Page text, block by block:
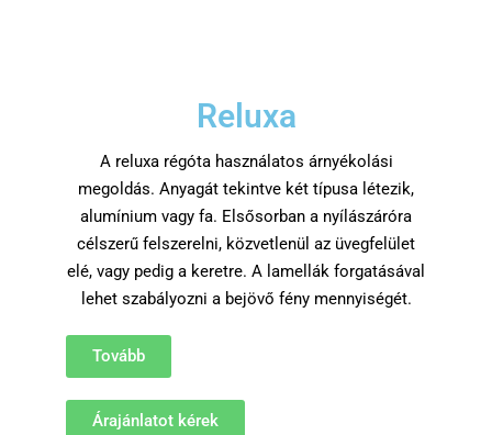
Reluxa
A reluxa régóta használatos árnyékolási
megoldás. Anyagát tekintve két típusa létezik,
alumínium vagy fa. Elsősorban a nyílászáróra
célszerű felszerelni, közvetlenül az üvegfelület
elé, vagy pedig a keretre. A lamellák forgatásával
lehet szabályozni a bejövő fény mennyiségét.
Tovább
Árajánlatot kérek